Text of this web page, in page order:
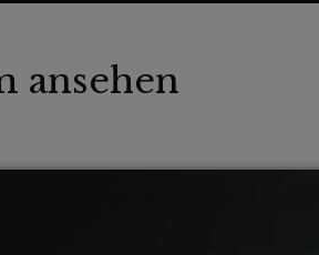
ansehen